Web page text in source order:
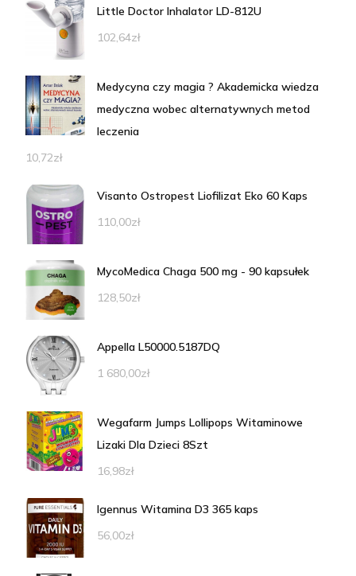
Little Doctor Inhalator LD-812U
102,64zł
Medycyna czy magia ? Akademicka wiedza
medyczna wobec alternatywnych metod
leczenia
10,72zł
Visanto Ostropest Liofilizat Eko 60 Kaps
110,00zł
MycoMedica Chaga 500 mg - 90 kapsułek
128,50zł
Appella L50000.5187DQ
1 680,00zł
Wegafarm Jumps Lollipops Witaminowe
Lizaki Dla Dzieci 8Szt
16,98zł
Igennus Witamina D3 365 kaps
56,00zł